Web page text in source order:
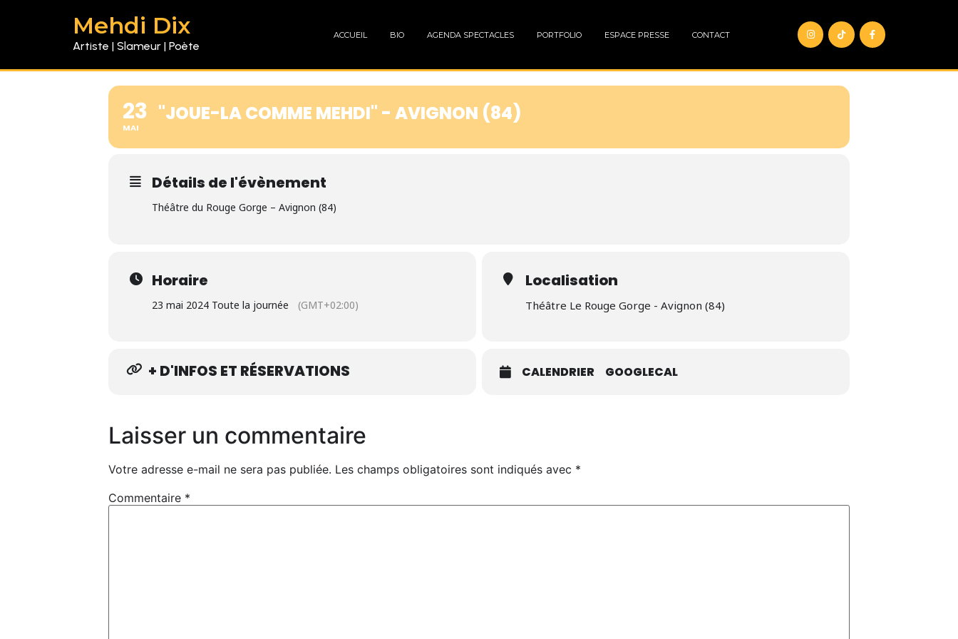
Mehdi Dix
Artiste | Slameur | Poète
ACCUEIL BIO AGENDA SPECTACLES PORTFOLIO ESPACE PRESSE CONTACT
23
MAI
"JOUE-LA COMME MEHDI" - AVIGNON (84)
Détails de l'évènement
Théâtre du Rouge Gorge – Avignon (84)
Horaire
23 mai 2024 Toute la journée (GMT+02:00)
Localisation
Théâtre Le Rouge Gorge - Avignon (84)
+ D'INFOS ET RÉSERVATIONS CALENDRIER GOOGLECAL
Laisser un commentaire
Votre adresse e-mail ne sera pas publiée. Les champs obligatoires sont indiqués avec *
Commentaire *